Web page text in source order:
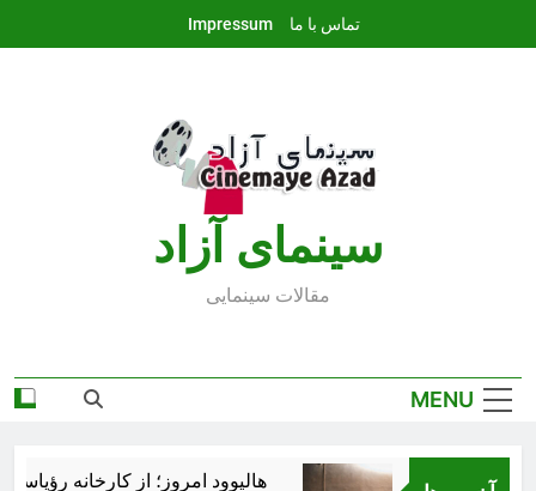
تماس با ما Impressum
سينماى آزاد
مقالات سينمايى
MENU
هالیوود امروز؛ از کارخانه